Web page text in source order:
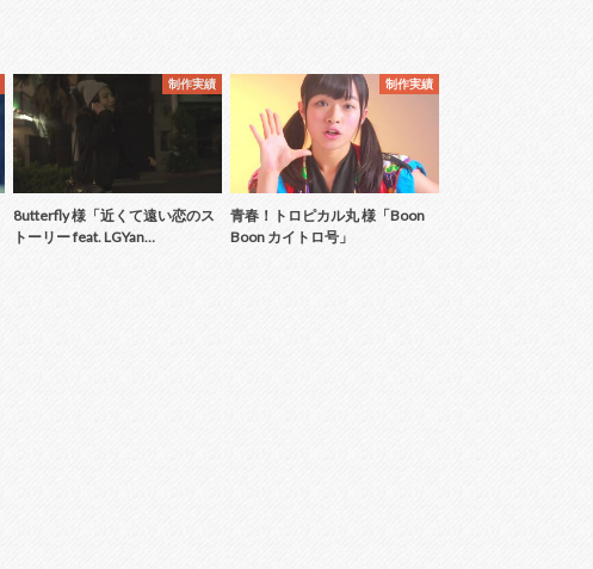
制作実績
8utterfly 様「近くて遠い恋のス
トーリー feat. LGYan…
制作実績
青春！トロピカル丸 様「Boon
Boon カイトロ号」